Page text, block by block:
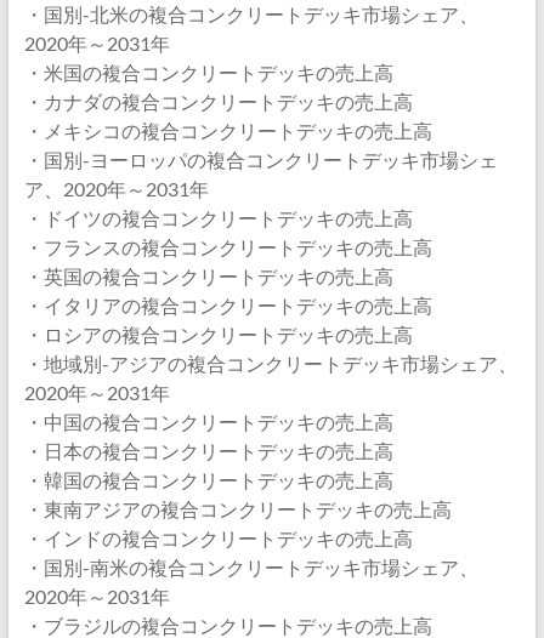
・国別-北米の複合コンクリートデッキ市場シェア、
2020年～2031年
・米国の複合コンクリートデッキの売上高
・カナダの複合コンクリートデッキの売上高
・メキシコの複合コンクリートデッキの売上高
・国別-ヨーロッパの複合コンクリートデッキ市場シェ
ア、2020年～2031年
・ドイツの複合コンクリートデッキの売上高
・フランスの複合コンクリートデッキの売上高
・英国の複合コンクリートデッキの売上高
・イタリアの複合コンクリートデッキの売上高
・ロシアの複合コンクリートデッキの売上高
・地域別-アジアの複合コンクリートデッキ市場シェア、
2020年～2031年
・中国の複合コンクリートデッキの売上高
・日本の複合コンクリートデッキの売上高
・韓国の複合コンクリートデッキの売上高
・東南アジアの複合コンクリートデッキの売上高
・インドの複合コンクリートデッキの売上高
・国別-南米の複合コンクリートデッキ市場シェア、
2020年～2031年
・ブラジルの複合コンクリートデッキの売上高